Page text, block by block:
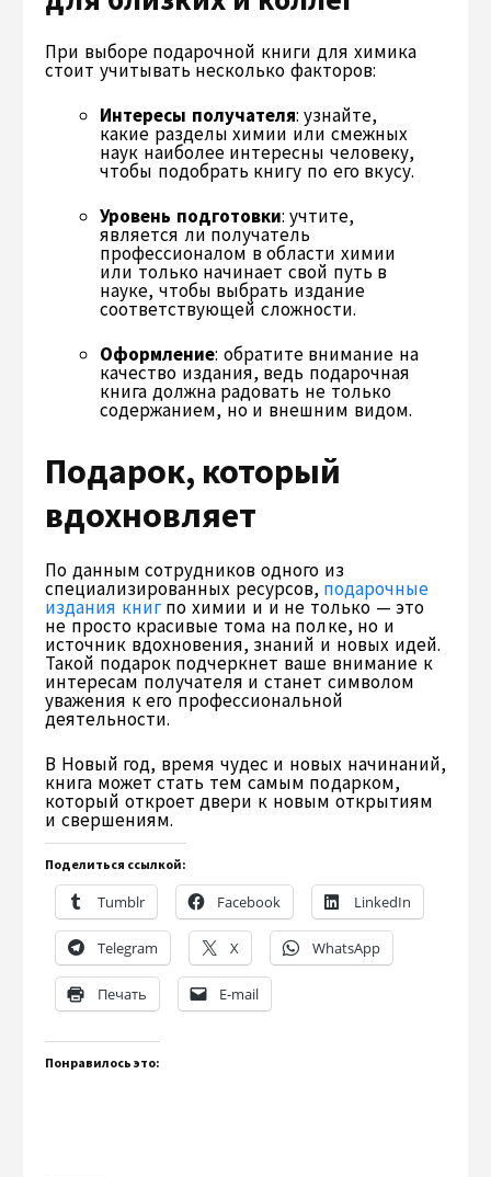
При выборе подарочной книги для химика
стоит учитывать несколько факторов:
Интересы получателя: узнайте,
какие разделы химии или смежных
наук наиболее интересны человеку,
чтобы подобрать книгу по его вкусу.
Уровень подготовки: учтите,
является ли получатель
профессионалом в области химии
или только начинает свой путь в
науке, чтобы выбрать издание
соответствующей сложности.
Оформление: обратите внимание на
качество издания, ведь подарочная
книга должна радовать не только
содержанием, но и внешним видом.
Подарок, который
вдохновляет
По данным сотрудников одного из
специализированных ресурсов, подарочные
издания книгпо химии и и не только — это
не просто красивые тома на полке, но и
источник вдохновения, знаний и новых идей.
Такой подарок подчеркнет ваше внимание к
интересам получателя и станет символом
уважения к его профессиональной
деятельности.
В Новый год, время чудес и новых начинаний,
книга может стать тем самым подарком,
который откроет двери к новым открытиям
и свершениям.
Поделиться ссылкой:
Tumblr Facebook LinkedIn
Telegram X WhatsApp
Печать E-mail
Понравилось это: